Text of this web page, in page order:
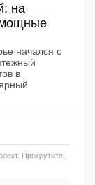
на
мощные
начался с
в
Прокрутите,